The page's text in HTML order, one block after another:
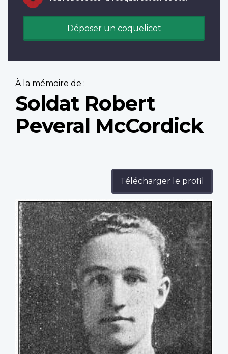
Déposer un coquelicot
À la mémoire de :
Soldat Robert
Peveral McCordick
Télécharger le profil